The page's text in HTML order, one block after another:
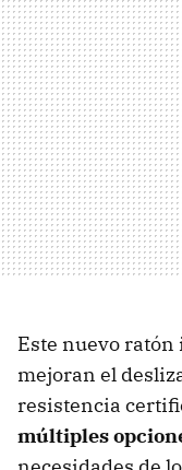
Este nuevo
mejoran el
resistencia
múltiples